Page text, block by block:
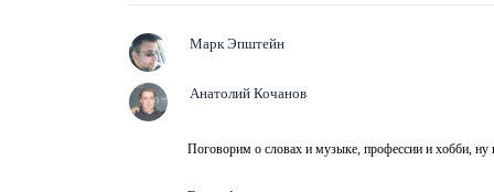
Марк Эпштейн
Анатолий Кочанов
Поговорим о словах и музыке, профессии и хобби, ну